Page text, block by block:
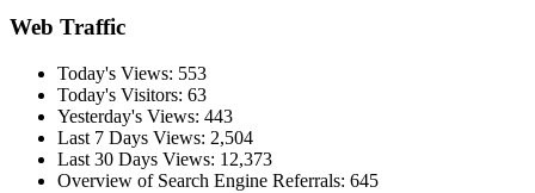
Web Traffic
Today's Views: 553
Today's Visitors: 63
Yesterday's Views: 443
Last 7 Days Views: 2,504
Last 30 Days Views: 12,373
Overview of Search Engine Referrals: 645